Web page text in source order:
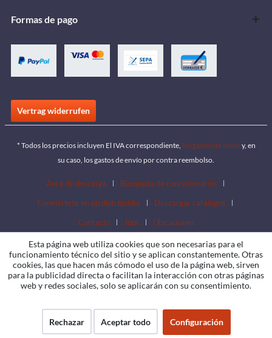
Formas de pago
Vertrag widerrufen
* Todos los precios incluyen El IVA correspondiente, los gastos de envío y, en
su caso, los gastos de envío por contra reembolso.
Área de descarga
Búsqueda de concesionarios
Conviértete en un distribuidor
Descargar catálogos
Contacto
Jobs Ubicaciones
Esta página web utiliza cookies que son necesarias para el
funcionamiento técnico del sitio y se aplican constantemente. Otras
cookies, las que hacen más cómodo el uso de la página web, sirven
para la publicidad directa o facilitan la interacción con otras páginas
web y redes sociales, solo se aplicarán con su consentimiento.
Rechazar Aceptar todo Configuración